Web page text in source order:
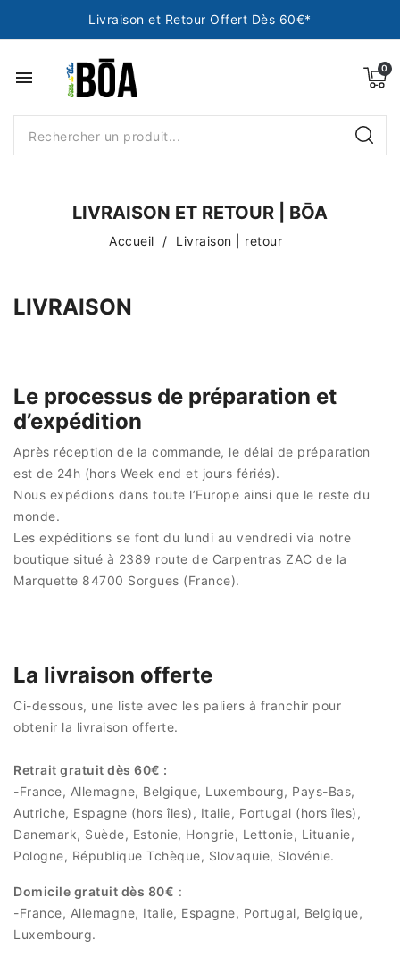
Livraison et Retour Offert Dès 60€*
menu
LIVRAISON ET RETOUR | BŌA
Accueil Livraison | retour
LIVRAISON
Le processus de préparation et
d’expédition
Après réception de la commande, le délai de préparation
est de 24h (hors Week end et jours fériés).
Nous expédions dans toute l’Europe ainsi que le reste du
monde.
Les expéditions se font du lundi au vendredi via notre
boutique situé à 2389 route de Carpentras ZAC de la
Marquette 84700 Sorgues (France).
La livraison offerte
Ci-dessous, une liste avec les paliers à franchir pour
obtenir la livraison offerte.
Retrait gratuit dès 60€ :
-France, Allemagne, Belgique, Luxembourg, Pays-Bas,
Autriche, Espagne (hors îles), Italie, Portugal (hors îles),
Danemark, Suède, Estonie, Hongrie, Lettonie, Lituanie,
Pologne, République Tchèque, Slovaquie, Slovénie.
Domicile gratuit dès 80€ :
-France, Allemagne, Italie, Espagne, Portugal, Belgique,
Luxembourg.